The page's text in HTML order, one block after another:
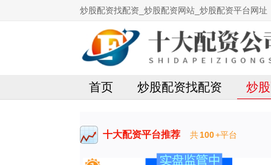
炒股配资找配资_炒股配资网站_炒股配资平台网址
首页 炒股配资找配资 炒
十大配资平台推荐 共100+平台